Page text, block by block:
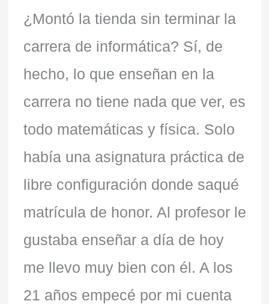
¿Montó la tienda sin terminar la
carrera de informática? Sí, de
hecho, lo que enseñan en la
carrera no tiene nada que ver, es
todo matemáticas y física. Solo
había una asignatura práctica de
libre configuración donde saqué
matrícula de honor. Al profesor le
gustaba enseñar a día de hoy
me llevo muy bien con él. A los
21 años empecé por mi cuenta